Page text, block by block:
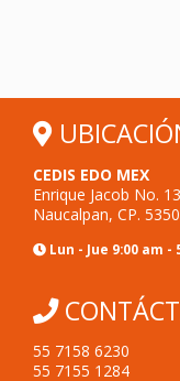
CEDIS EDO MEX
Enrique Jacob No.
Naucalpan, CP.
Lun - Jue 9:00 am -
55 7158 6230
55 7155 1284